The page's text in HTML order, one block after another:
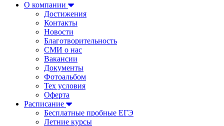
О компании
Достижения
Контакты
Новости
Благотворительность
СМИ о нас
Вакансии
Документы
Фотоальбом
Тех условия
Оферта
Расписание
Бесплатные пробные ЕГЭ
Летние курсы